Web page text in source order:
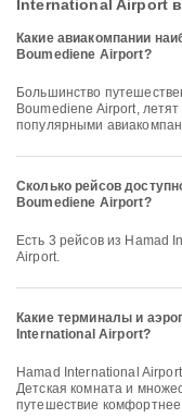
International Airport
Какие авиакомпании
Boumediene Airport?
Большинство путешественников, направляющихся в Houari
Boumediene Airport, летят
популярными
Сколько рейсов
Boumediene Airport?
Есть 3 рейсов из Hamad International Airport в Houari Boumediene
Airport.
Какие терминалы и
International Airport?
Hamad International Airport предлагает Парковки, Прокат автомобилей,
Детская комната и
путешествие